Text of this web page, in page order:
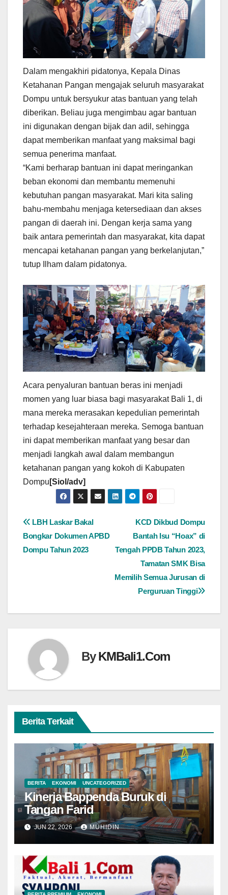
Dalam mengakhiri pidatonya, Kepala Dinas
Ketahanan Pangan mengajak seluruh masyarakat
Dompu untuk bersyukur atas bantuan yang telah
diberikan. Beliau juga mengimbau agar bantuan
ini digunakan dengan bijak dan adil, sehingga
dapat memberikan manfaat yang maksimal bagi
semua penerima manfaat.
“Kami berharap bantuan ini dapat meringankan
beban ekonomi dan membantu memenuhi
kebutuhan pangan masyarakat. Mari kita saling
bahu-membahu menjaga ketersediaan dan akses
pangan di daerah ini. Dengan kerja sama yang
baik antara pemerintah dan masyarakat, kita dapat
mencapai ketahanan pangan yang berkelanjutan,”
tutup Ilham dalam pidatonya.
Acara penyaluran bantuan beras ini menjadi
momen yang luar biasa bagi masyarakat Bali 1, di
mana mereka merasakan kepedulian pemerintah
terhadap kesejahteraan mereka. Semoga bantuan
ini dapat memberikan manfaat yang besar dan
menjadi langkah awal dalam membangun
ketahanan pangan yang kokoh di Kabupaten
Dompu [Siol/adv]
Navigasi
pos
KCD Dikbud Dompu
Bantah Isu “Hoax” di
Tengah PPDB Tahun 2023,
Tamatan SMK Bisa
Memilih Semua Jurusan di
Perguruan Tinggi
LBH Laskar Bakal
Bongkar Dokumen APBD
Dompu Tahun 2023
ByKMBali1.Com
Berita Terkait
BERITA EKONOMI UNCATEGORIZED
Kinerja Bappenda Buruk di
Tangan Farid
JUN 22, 2026 MUHIDIN